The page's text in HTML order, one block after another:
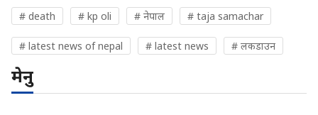
# death # kp oli # नेपाल # taja samachar
# latest news of nepal # latest news # लकडाउन
मेनु